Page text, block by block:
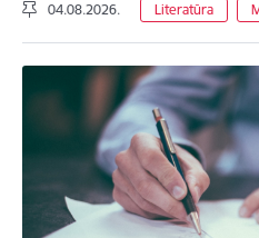
04.08.2026. Literatūra